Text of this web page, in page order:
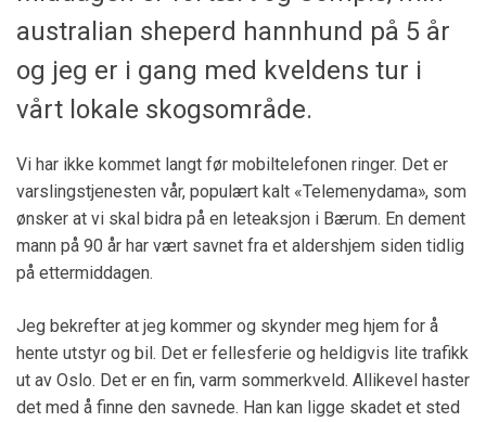
australian sheperd hannhund på 5 år
og jeg er i gang med kveldens tur i
vårt lokale skogsområde.
Vi har ikke kommet langt før mobiltelefonen ringer. Det er
varslingstjenesten vår, populært kalt «Telemenydama», som
ønsker at vi skal bidra på en leteaksjon i Bærum. En dement
mann på 90 år har vært savnet fra et aldershjem siden tidlig
på ettermiddagen.
Jeg bekrefter at jeg kommer og skynder meg hjem for å
hente utstyr og bil. Det er fellesferie og heldigvis lite trafikk
ut av Oslo. Det er en fin, varm sommerkveld. Allikevel haster
det med å finne den savnede. Han kan ligge skadet et sted